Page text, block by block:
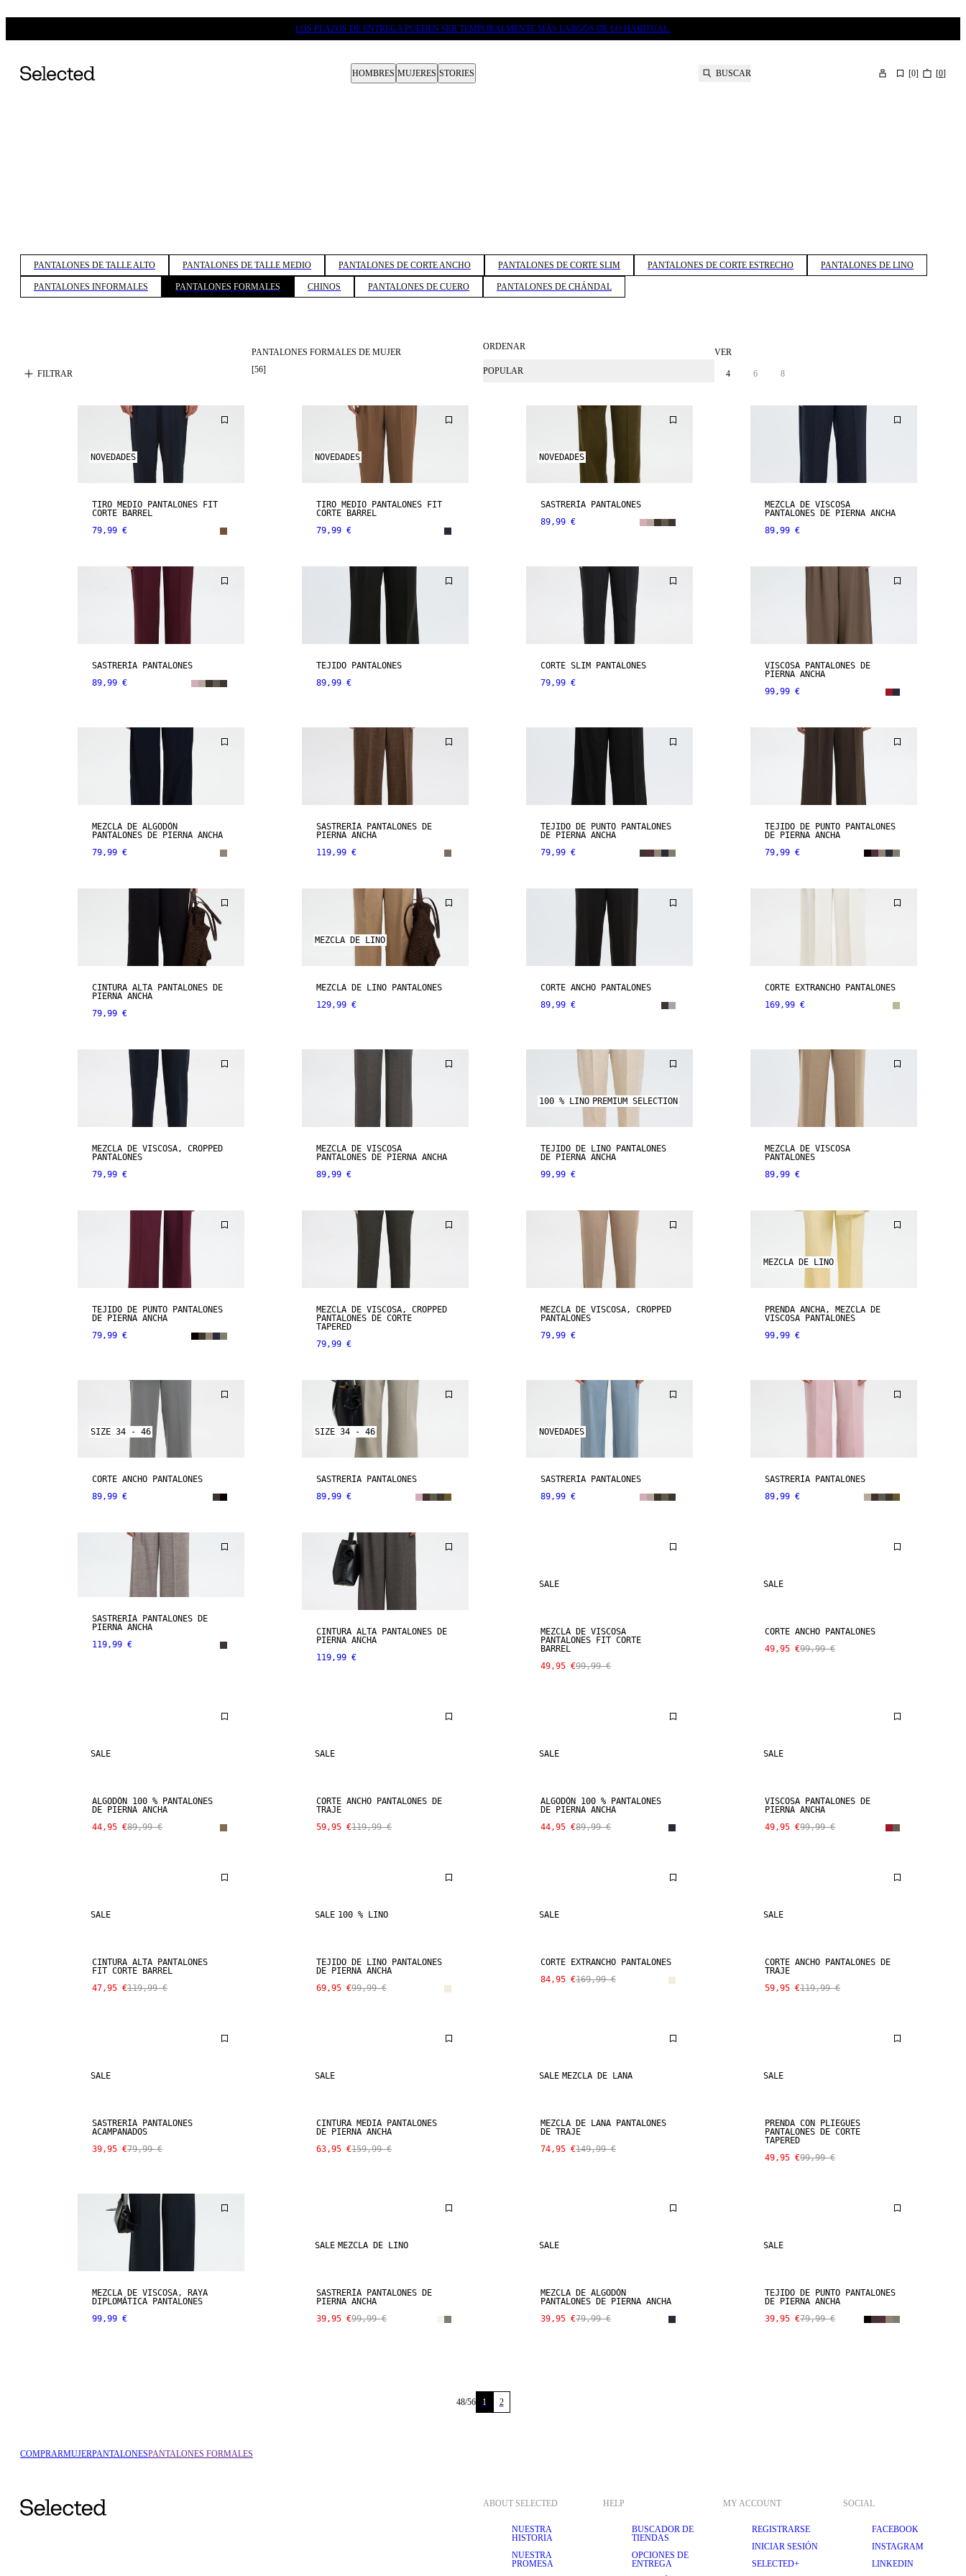
LOS PLAZOS DE ENTREGA PUEDEN SER TEMPORALMENTE MÁS LARGOS DE LO HABITUAL.
HOMBRES MUJERES STORIES BUSCAR [0] [0]
PANTALONES DE TALLE ALTO PANTALONES DE TALLE MEDIO PANTALONES DE CORTE ANCHO PANTALONES DE CORTE SLIM PANTALONES DE CORTE ESTRECHO PANTALONES DE LINO
PANTALONES INFORMALES PANTALONES FORMALES CHINOS PANTALONES DE CUERO PANTALONES DE CHÁNDAL
FILTRAR
PANTALONES FORMALES DE MUJER
[56]
ORDENAR
POPULAR
VER
4 6 8
NOVEDADES
TIRO MEDIO PANTALONES FIT
CORTE BARREL
79,99 €
NOVEDADES
TIRO MEDIO PANTALONES FIT
CORTE BARREL
79,99 €
NOVEDADES
SASTRERÍA PANTALONES
89,99 €
MEZCLA DE VISCOSA
PANTALONES DE PIERNA ANCHA
89,99 €
SASTRERÍA PANTALONES
89,99 €
TEJIDO PANTALONES
89,99 €
CORTE SLIM PANTALONES
79,99 €
VISCOSA PANTALONES DE
PIERNA ANCHA
99,99 €
MEZCLA DE ALGODÓN
PANTALONES DE PIERNA ANCHA
79,99 €
SASTRERÍA PANTALONES DE
PIERNA ANCHA
119,99 €
TEJIDO DE PUNTO PANTALONES
DE PIERNA ANCHA
79,99 €
TEJIDO DE PUNTO PANTALONES
DE PIERNA ANCHA
79,99 €
CINTURA ALTA PANTALONES DE
PIERNA ANCHA
79,99 €
MEZCLA DE LINO
MEZCLA DE LINO PANTALONES
129,99 €
CORTE ANCHO PANTALONES
89,99 €
CORTE EXTRANCHO PANTALONES
169,99 €
MEZCLA DE VISCOSA, CROPPED
PANTALONES
79,99 €
MEZCLA DE VISCOSA
PANTALONES DE PIERNA ANCHA
89,99 €
100 % LINO PREMIUM SELECTION
TEJIDO DE LINO PANTALONES
DE PIERNA ANCHA
99,99 €
MEZCLA DE VISCOSA
PANTALONES
89,99 €
TEJIDO DE PUNTO PANTALONES
DE PIERNA ANCHA
79,99 €
MEZCLA DE VISCOSA, CROPPED
PANTALONES DE CORTE
TAPERED
79,99 €
MEZCLA DE VISCOSA, CROPPED
PANTALONES
79,99 €
MEZCLA DE LINO
PRENDA ANCHA, MEZCLA DE
VISCOSA PANTALONES
99,99 €
SIZE 34 - 46
CORTE ANCHO PANTALONES
89,99 €
SIZE 34 - 46
SASTRERÍA PANTALONES
89,99 €
NOVEDADES
SASTRERÍA PANTALONES
89,99 €
SASTRERÍA PANTALONES
89,99 €
SASTRERÍA PANTALONES DE
PIERNA ANCHA
119,99 €
CINTURA ALTA PANTALONES DE
PIERNA ANCHA
119,99 €
SALE
MEZCLA DE VISCOSA
PANTALONES FIT CORTE
BARREL
49,95 €99,99 €
SALE
CORTE ANCHO PANTALONES
49,95 €99,99 €
SALE
ALGODÓN 100 % PANTALONES
DE PIERNA ANCHA
44,95 €89,99 €
SALE
CORTE ANCHO PANTALONES DE
TRAJE
59,95 €119,99 €
SALE
ALGODÓN 100 % PANTALONES
DE PIERNA ANCHA
44,95 €89,99 €
SALE
VISCOSA PANTALONES DE
PIERNA ANCHA
49,95 €99,99 €
SALE
CINTURA ALTA PANTALONES
FIT CORTE BARREL
47,95 €119,99 €
SALE 100 % LINO
TEJIDO DE LINO PANTALONES
DE PIERNA ANCHA
69,95 €99,99 €
SALE
CORTE EXTRANCHO PANTALONES
84,95 €169,99 €
SALE
CORTE ANCHO PANTALONES DE
TRAJE
59,95 €119,99 €
SALE
SASTRERÍA PANTALONES
ACAMPANADOS
39,95 €79,99 €
SALE
CINTURA MEDIA PANTALONES
DE PIERNA ANCHA
63,95 €159,99 €
SALE MEZCLA DE LANA
MEZCLA DE LANA PANTALONES
DE TRAJE
74,95 €149,99 €
SALE
PRENDA CON PLIEGUES
PANTALONES DE CORTE
TAPERED
49,95 €99,99 €
MEZCLA DE VISCOSA, RAYA
DIPLOMÁTICA PANTALONES
99,99 €
SALE MEZCLA DE LINO
SASTRERÍA PANTALONES DE
PIERNA ANCHA
39,95 €99,99 €
SALE
MEZCLA DE ALGODÓN
PANTALONES DE PIERNA ANCHA
39,95 €79,99 €
SALE
TEJIDO DE PUNTO PANTALONES
DE PIERNA ANCHA
39,95 €79,99 €
48/56 1 2
COMPRARMUJERPANTALONESPANTALONES FORMALES
ABOUT SELECTED
NUESTRA
HISTORIA
NUESTRA
PROMESA
HELP
BUSCADOR DE
TIENDAS
OPCIONES DE
ENTREGA
MY ACCOUNT
REGISTRARSE
INICIAR SESIÓN
SELECTED+
SOCIAL
FACEBOOK
INSTAGRAM
LINKEDIN